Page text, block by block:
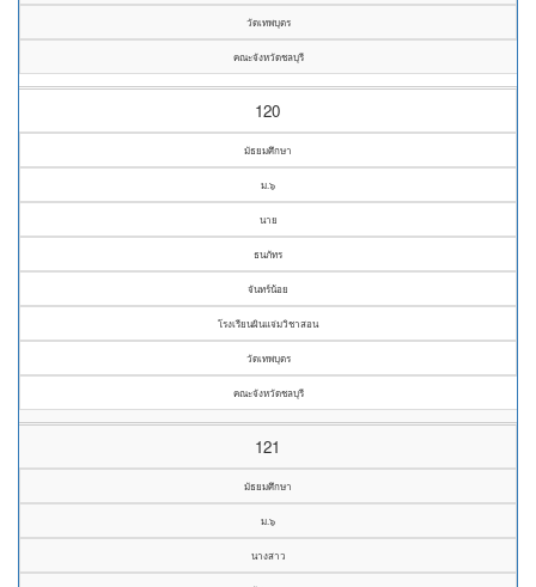
วัดเทพบุตร
คณะจังหวัดชลบุรี
120
มัธยมศึกษา
ม.๖
นาย
ธนภัทร
จันทร์น้อย
โรงเรียนผินแจ่มวิชาสอน
วัดเทพบุตร
คณะจังหวัดชลบุรี
121
มัธยมศึกษา
ม.๖
นางสาว